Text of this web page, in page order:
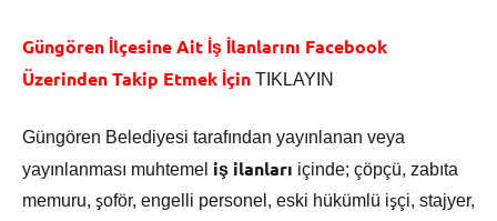
Güngören İlçesine Ait İş İlanlarını Facebook
Üzerinden Takip Etmek İçin TIKLAYIN
Güngören Belediyesi tarafından yayınlanan veya
yayınlanması muhtemel iş ilanları içinde; çöpçü, zabıta
memuru, şoför, engelli personel, eski hükümlü işçi, stajyer,